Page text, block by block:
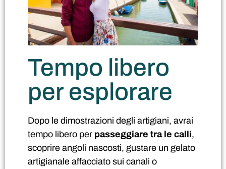
Tempo libero
per esplorare
Dopo le dimostrazioni degli artigiani, avrai
tempo libero per passeggiare tra le calli,
scoprire angoli nascosti, gustare un gelato
artigianale affacciato sui canali o